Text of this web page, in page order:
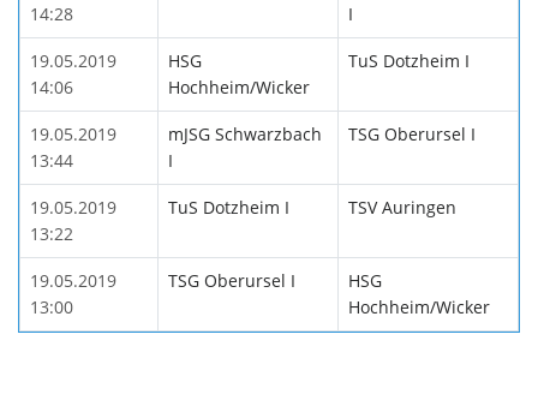
14:28
I
19.05.2019
14:06
HSG
Hochheim/Wicker
TuS Dotzheim I
19.05.2019
13:44
mJSG Schwarzbach
I
TSG Oberursel I
19.05.2019
13:22
TuS Dotzheim I TSV Auringen
19.05.2019
13:00
TSG Oberursel I
HSG
Hochheim/Wicker